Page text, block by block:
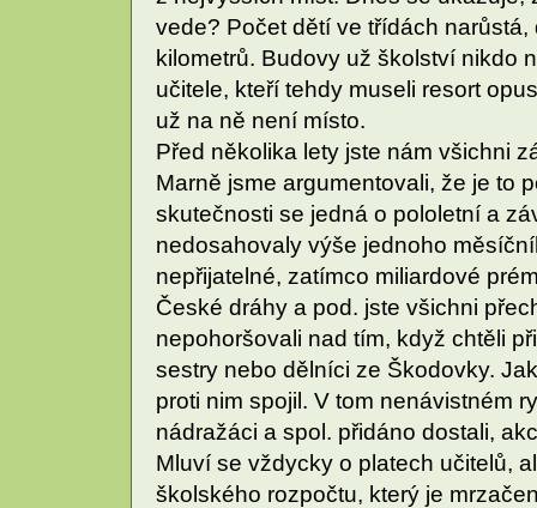
vede? Počet dětí ve třídách
kilometrů. Budovy už školství nikdo
učitele, kteří tehdy museli resort
už na ně není místo.
Před několika lety jste nám všichni
Marně jsme argumentovali, že je to
skutečnosti se jedná o pololetní a
nedosahovaly výše jednoho
nepřijatelné, zatímco miliardové
České dráhy a pod. jste všichni
nepohoršovali nad tím, když chtěli
sestry nebo dělníci ze Škodovky.
proti nim spojil. V tom nenávistném
nádražáci a spol. přidáno dostali,
Mluví se vždycky o platech učitelů,
školského rozpočtu, který je